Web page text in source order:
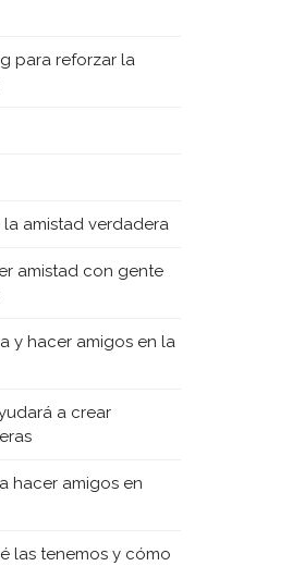
para reforzar la
amistad verdadera
amistad con gente
y hacer amigos en la
a crear
hacer amigos en
las tenemos y cómo